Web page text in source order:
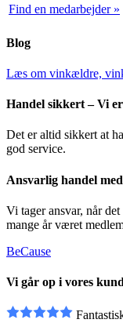
Find en medarbejder »
Blog
Læs om vinkældre,
Handel sikkert – Vi
Det er altid sikkert at
god service.
Ansvarlig handel
Vi tager ansvar, når
mange år været
BeCause
Vi går op i vores